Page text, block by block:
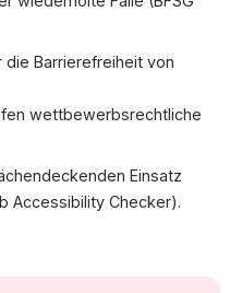
Barrierefreiheit von
wettbewerbsrechtliche
Einsatz
Accessibility Checker).